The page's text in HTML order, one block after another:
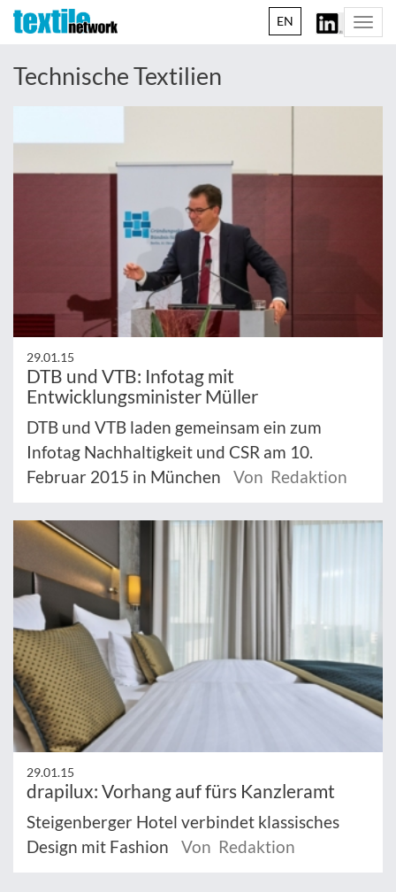
EN
Technische Textilien
29.01.15
DTB und VTB: Infotag mit
Entwicklungsminister Müller
DTB und VTB laden gemeinsam ein zum
Infotag Nachhaltigkeit und CSR am 10.
Februar 2015 in München
Von Redaktion
29.01.15
drapilux: Vorhang auf fürs Kanzleramt
Steigenberger Hotel verbindet klassisches
Design mit Fashion
Von Redaktion